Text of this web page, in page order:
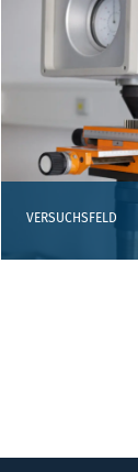
VERSUCHSFELD